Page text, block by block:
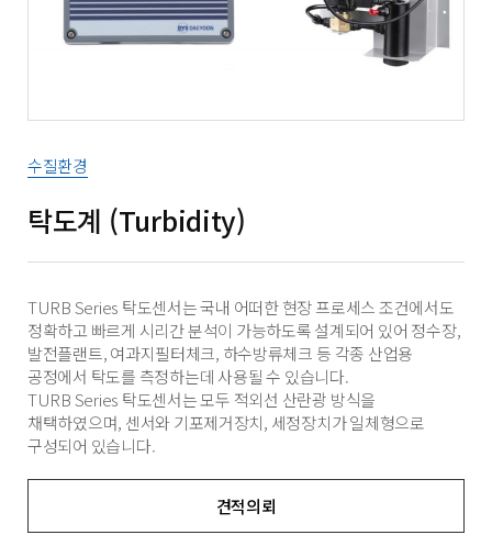
수질환경
탁도계 (Turbidity)
TURB Series 탁도센서는 국내 어떠한 현장 프로세스 조건에서도
정확하고 빠르게 시리간 분석이 가능하도록 설계되어 있어 정수장,
발전플랜트, 여과지필터체크, 하수방류체크 등 각종 산업용
공정에서 탁도를 측정하는데 사용될 수 있습니다.
TURB Series 탁도센서는 모두 적외선 산란광 방식을
채택하였으며, 센서와 기포제거장치, 세정장치가 일체형으로
구성되어 있습니다.
견적의뢰